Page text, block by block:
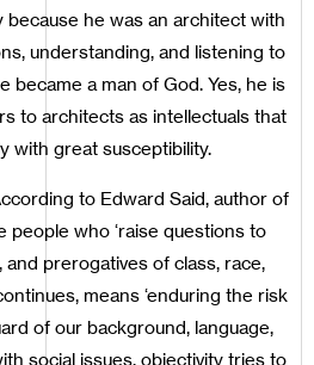
because he was an architect with
understanding, and listening to
became a man of God. Yes, he is
to architects as intellectuals that
with great susceptibility.
to Edward Said, author of
people who ‘raise questions to
and prerogatives of class, race,
means ‘enduring the risk
of our background, language,
social issues, objectivity tries to